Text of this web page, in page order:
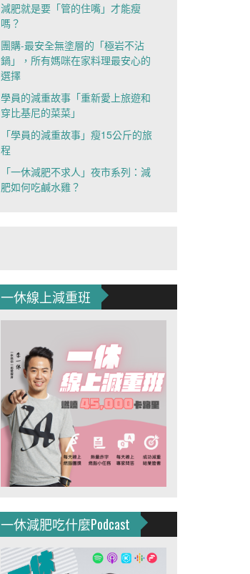
減肥就是要「管的住嘴」才能瘦
嗎？
團購-最安全無塗層的「極岩不沾
鍋」，所有媽咪在家料理最安心的
選擇
學員的減重故事「重新愛上旅遊和
穿比基尼的菜菜」
「學員的減重故事」瘦15公斤的旅
程
「一休減肥不求人」夜市系列：減
肥如何吃鹹水雞？
一休線上減重班
一休減肥吃什麼Podcast